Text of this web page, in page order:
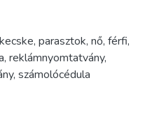
kecske, parasztok, nő, férfi,
, reklámnyomtatvány,
, számolócédula